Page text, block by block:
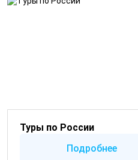
Туры по России
Подробнее